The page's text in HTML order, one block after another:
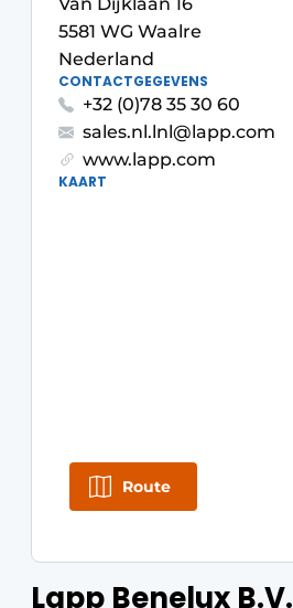
Privacy / Cookie statement
Vacature aanmelden
Vacatures
Video’s
Lapp Benelux B.V.
5581 WG Waalre
Nederland
CONTACTGEGEVENS
+32 (0)78 35 30 60
sales.nl.lnl@lapp.com
www.lapp.com
KAART
Route